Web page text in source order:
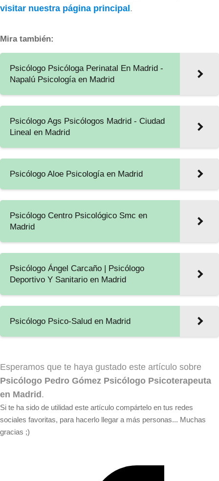
visitar nuestra página principal.
Mira también:
Psicólogo Psicóloga Perinatal En Madrid -
Napalú Psicología en Madrid
Psicólogo Ags Psicólogos Madrid - Ciudad
Lineal en Madrid
Psicólogo Aloe Psicología en Madrid
Psicólogo Centro Psicológico Smc en
Madrid
Psicólogo Ángel Carcaño | Psicólogo
Deportivo Y Sanitario en Madrid
Psicólogo Psico-Salud en Madrid
Esperamos que te haya gustado este artículo sobre
Psicólogo Pedro Gómez Psicólogo Psicoterapeuta
en Madrid.
Si te ha sido de utilidad este artículo compártelo en tus redes
sociales favoritas, para hacerlo llegar a más personas... Muchas
gracias ;)